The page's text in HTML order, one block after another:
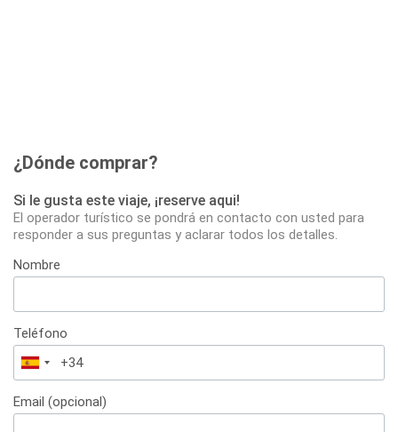
¿Dónde comprar?
Si le gusta este viaje, ¡reserve aqui!
El operador turístico se pondrá en contacto con usted para
responder a sus preguntas y aclarar todos los detalles.
Nombre
Teléfono
España
+34
Email (opcional)